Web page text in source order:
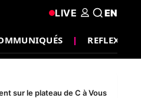
REFLEXION
LIVE EN
sur le plateau de C à Vous